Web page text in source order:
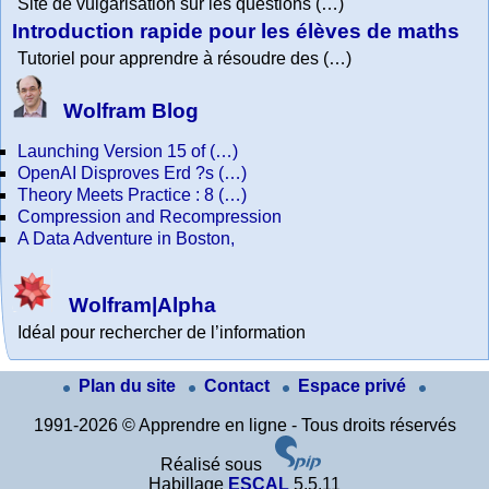
Introduction rapide pour les élèves de maths
Tutoriel pour apprendre à résoudre des (…)
Wolfram Blog
Launching Version 15 of (…)
OpenAI Disproves Erd ?s (…)
Theory Meets Practice : 8 (…)
Compression and Recompression
A Data Adventure in Boston,
Wolfram|Alpha
Idéal pour rechercher de l’information
Plan du site Contact Espace privé
1991-2026 © Apprendre en ligne - Tous droits réservés
Réalisé sous
Habillage ESCAL 5.5.11